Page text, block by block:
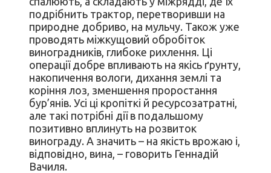
подрібнить трактор, перетворивши на
природне добриво, на мульчу. Також уже
проводять міжкущовий обробіток
виноградників, глибоке рихлення. Ці
операції добре впливають на якісь ґрунту,
накопичення вологи, дихання землі та
коріння лоз, зменшення проростання
бур’янів. Усі ці кропіткі й ресурсозатратні,
але такі потрібні дії в подальшому
позитивно вплинуть на розвиток
винограду. А значить – на якість врожаю і,
відповідно, вина, – говорить Геннадій
Вачиля.